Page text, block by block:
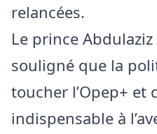
relancées.
Le prince
souligné que la
toucher l’Opep+ et
indispensable à